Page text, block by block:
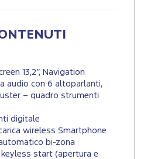
13,2’’, Navigation
audio con 6 altoparlanti,
– quadro strumenti
digitale
wireless Smartphone
bi-zona
keyless start (apertura e